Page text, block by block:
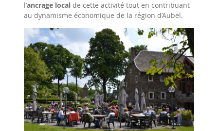
l’ancrage local de cette activité tout en contribuant
au dynamisme économique de la région d’Aubel.